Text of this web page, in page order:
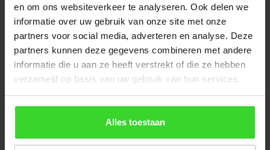
en om ons websiteverkeer te analyseren. Ook delen we
informatie over uw gebruik van onze site met onze
partners voor social media, adverteren en analyse. Deze
partners kunnen deze gegevens combineren met andere
informatie die u aan ze heeft verstrekt of die ze hebben
verzameld op basis van uw gebruik van hun services.
Alles toestaan